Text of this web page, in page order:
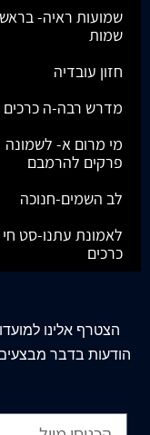
שמועות ראיה-
שמות
חזון עובדיה
מדרש רבה-ה כרכים
מי מרום א- לשמונה
פרקים להרמבם
לב השמים-חנוכה
לאמונת עתנו-סט חי
כרכים
הצטרף אלינו
הודעות בדבר מבצעים